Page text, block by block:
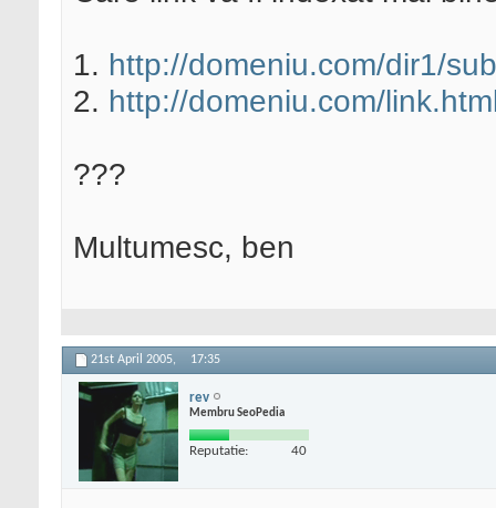
1. http://domeniu.com/dir1/
2. http://domeniu.com/
???
Multumesc, ben
21st April 2005, 17:35
rev
Membru SeoPedia
Reputatie: 40